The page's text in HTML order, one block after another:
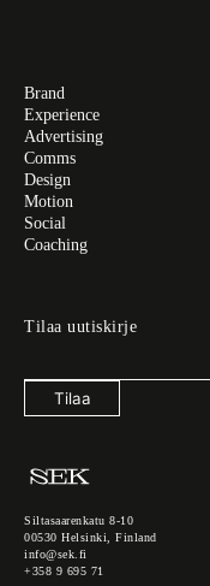
Brand
Experience
Advertising
Comms
Design
Motion
Social
Coaching
Tilaa uutiskirje
Tilaa
Siltasaarenkatu 8-10
00530 Helsinki, Finland
info@sek.fi
+358 9 695 71